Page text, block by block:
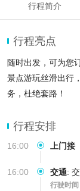
行程简介
行程亮点
随时出发，可为您
景点游玩丝滑出行
务，杜绝套路！
行程安排
16:00 上门接
16:00 交通:
行驶时